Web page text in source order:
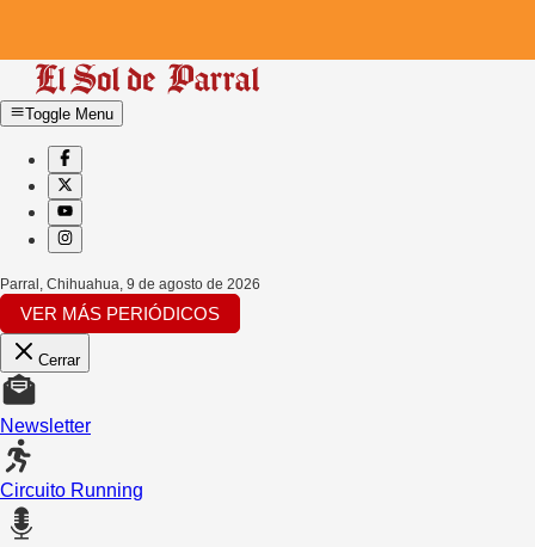
Toggle Menu
Parral, Chihuahua 9 de agosto de 2026
VER MÁS PERIÓDICOS
Cerrar
Newsletter
Circuito Running